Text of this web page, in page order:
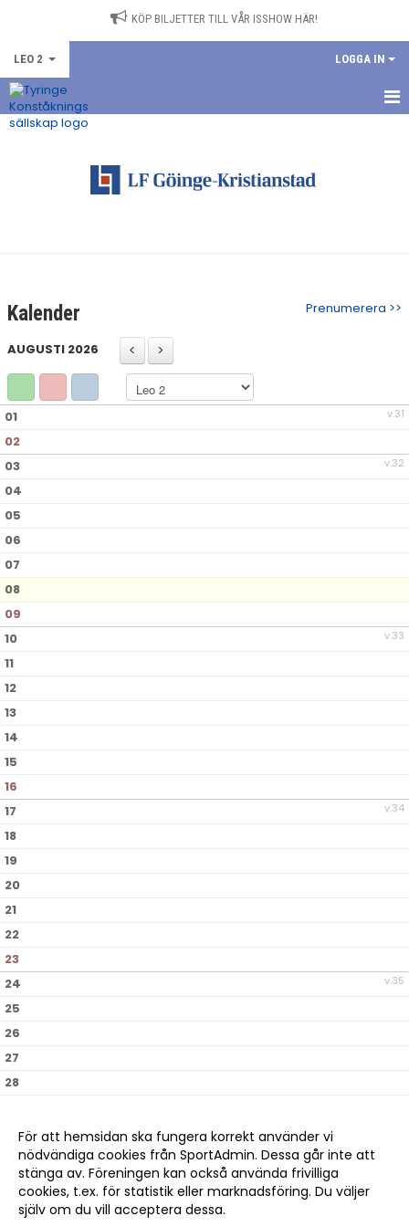
KÖP BILJETTER TILL VÅR ISSHOW HÄR!
LEO 2 LOGGA IN
HEM
Prenumerera >>
Kalender
AUGUSTI 2026
v.31
01
02
v.32
03
04
05
06
07
08
09
v.33
10
11
12
13
14
15
16
v.34
17
18
19
20
21
22
23
v.35
24
25
26
27
28
30För att hemsidan ska fungera korrekt använder vi
nödvändiga cookies från SportAdmin. Dessa går inte att
stänga av. Föreningen kan också använda frivilliga
cookies, t.ex. för statistik eller marknadsföring. Du väljer
själv om du vill acceptera dessa.